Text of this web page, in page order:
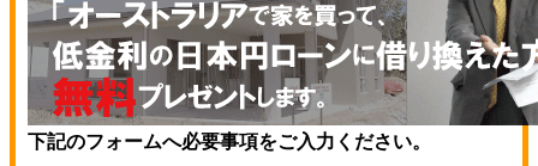
下記のフォームへ必要事項をご入力ください。